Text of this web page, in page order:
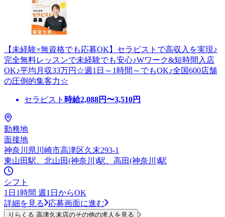
【未経験×無資格でも応募OK】セラピストで高収入を実現♪
完全無料レッスンで未経験でも安心♪Wワーク&短時間入店
OK♪平均月収33万円☆週1日～1時間～でもOK♪全国600店舗
の圧倒的集客力☆
セラピスト 時給2,088円〜3,510円
勤務地
面接地
神奈川県川崎市高津区久末293-1
東山田駅、北山田(神奈川)駅、高田(神奈川)駅
シフト
1日1時間 週1日からOK
詳細を見る
応募画面に進む
りらくる 高津久末店のその他の求人を見る